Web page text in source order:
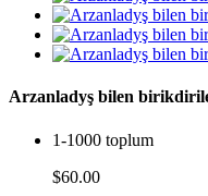
Arzanladyş bilen
1-1000 toplum
$60.00